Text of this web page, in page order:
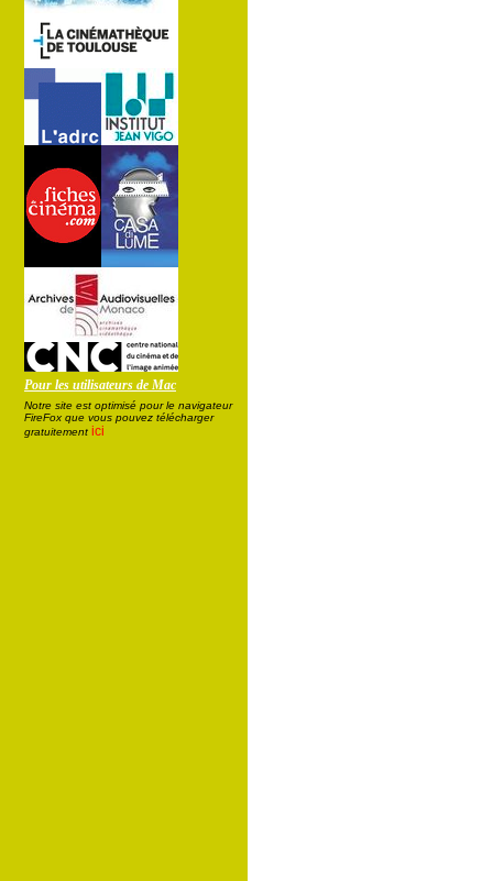
Pour les utilisateurs de Mac
Notre site est optimisé pour le navigateur
FireFox que vous pouvez télécharger
gratuitement ici